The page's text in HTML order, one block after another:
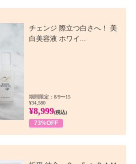
チェンジ 際立つ白さへ！ 美
白美容液 ホワイ...
期間限定：8/9〜15
¥34,580
¥8,999(税込)
73%OFF